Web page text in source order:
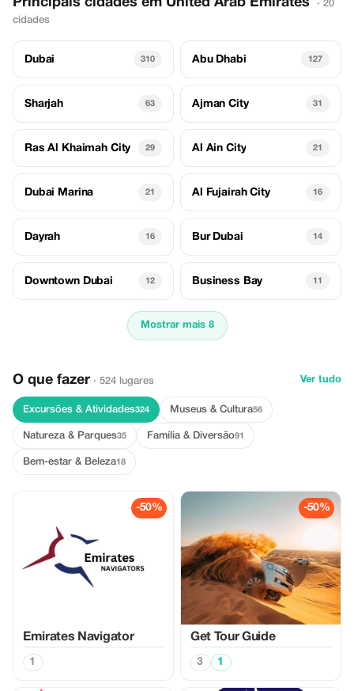
Principais cidades em United Arab Emirates
· 20
cidades
Dubai 310 Abu Dhabi 127
Sharjah 63 Ajman City 31
Ras Al Khaimah City 29 Al Ain City 21
Dubai Marina 21 Al Fujairah City 16
Dayrah 16 Bur Dubai 14
Downtown Dubai 12 Business Bay 11
Mostrar mais 8
O que fazer · 524 lugares Ver tudo
Excursões & Atividades324 Museus & Cultura56
Natureza & Parques35 Família & Diversão91
Bem-estar & Beleza18
-50%
Emirates Navigator
1
-50%
Get Tour Guide
3 1